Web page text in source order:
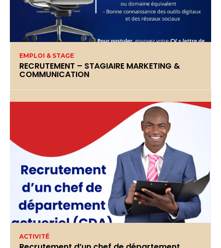
EMPLOI & STAGE
RECRUTEMENT – STAGIAIRE MARKETING &
COMMUNICATION
ACTIVITÉ